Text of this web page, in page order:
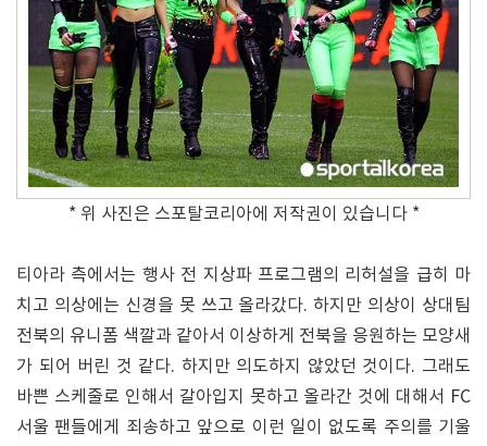
* 위 사진은 스포탈코리아에 저작권이 있습니다 *
티아라 측에서는 행사 전 지상파 프로그램의 리허설을 급히 마
치고 의상에는 신경을 못 쓰고 올라갔다. 하지만 의상이 상대팀
전북의 유니폼 색깔과 같아서 이상하게 전북을 응원하는 모양새
가 되어 버린 것 같다. 하지만 의도하지 않았던 것이다. 그래도
바쁜 스케줄로 인해서 갈아입지 못하고 올라간 것에 대해서 FC
서울 팬들에게 죄송하고 앞으로 이런 일이 없도록 주의를 기울